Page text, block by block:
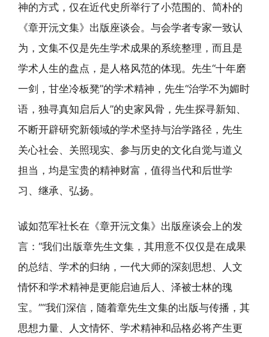
神的方式，仅在近代史所举行了小范围的、简朴的
《章开沅文集》出版座谈会。与会学者专家一致认
为，文集不仅是先生学术成果的系统整理，而且是
学术人生的盘点，是人格风范的体现。先生“十年磨
一剑，甘坐冷板凳”的学术精神，先生“治学不为媚时
语，独寻真知启后人”的史家风骨，先生探寻新知、
不断开辟研究新领域的学术坚持与治学路径，先生
关心社会、关照现实、参与历史的文化自觉与道义
担当，均是宝贵的精神财富，值得当代和后世学
习、继承、弘扬。
诚如范军社长在《章开沅文集》出版座谈会上的发
言：“我们出版章先生文集，其用意不仅仅是在成果
的总结、学术的归纳，一代大师的深刻思想、人文
情怀和学术精神是更能启迪后人、泽被士林的瑰
宝。”“我们深信，随着章先生文集的出版与传播，其
思想力量、人文情怀、学术精神和品格必将产生更